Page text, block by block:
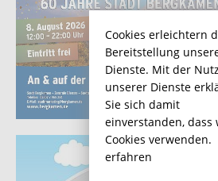
Cookies erleichtern
Bereitstellung
Dienste. Mit der
unserer Dienste
Sie sich damit
einverstanden, dass
Cookies verwenden.
erfahren